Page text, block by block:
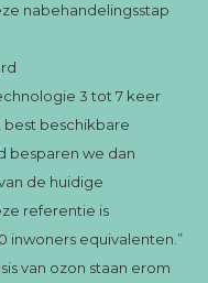
nabehandelingsstap
3 tot 7 keer
best beschikbare
besparen we dan
de huidige
referentie is
inwoners equivalenten.”
van ozon staan erom